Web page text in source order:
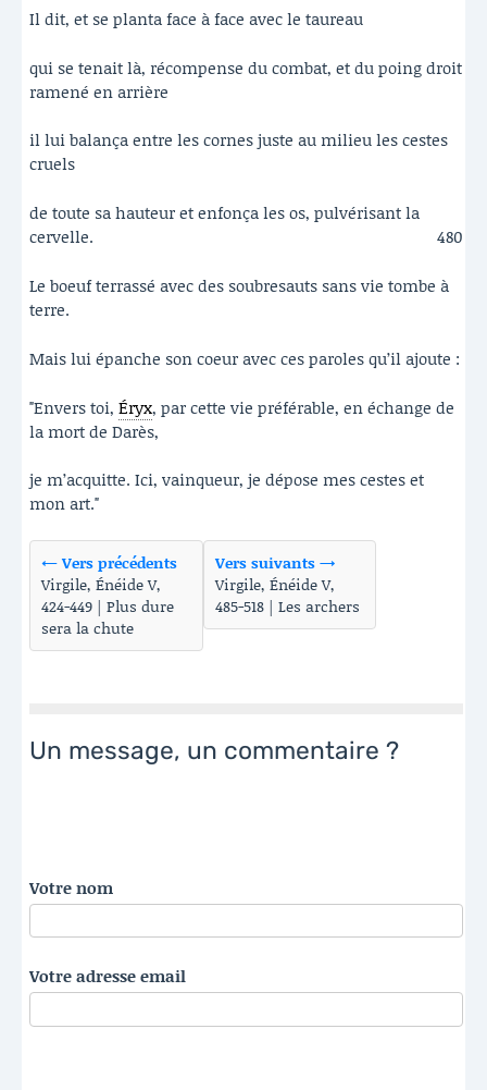
Il dit, et se planta face à face avec le taureau
qui se tenait là, récompense du combat, et du poing droit
ramené en arrière
il lui balança entre les cornes juste au milieu les cestes
cruels
de toute sa hauteur et enfonça les os, pulvérisant la
cervelle.
480
Le boeuf terrassé avec des soubresauts sans vie tombe à
terre.
Mais lui épanche son coeur avec ces paroles qu’il ajoute :
"Envers toi, Éryx, par cette vie préférable, en échange de
la mort de Darès,
je m’acquitte. Ici, vainqueur, je dépose mes cestes et
mon art."
← Vers précédents
Virgile, Énéide V,
424-449 | Plus dure
sera la chute
Vers suivants →
Virgile, Énéide V,
485-518 | Les archers
Un message, un commentaire ?
Votre nom
Votre adresse email